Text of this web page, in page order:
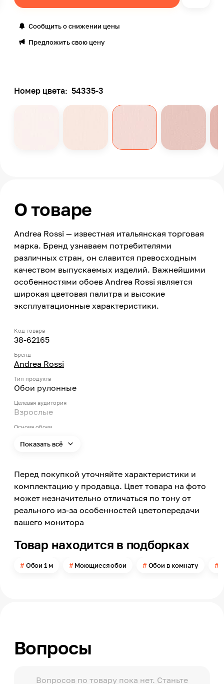
Сообщить о снижении цены
Предложить свою цену
Номер цвета: 54335-3
О товаре
Andrea Rossi — известная итальянская торговая
марка. Бренд узнаваем потребителями
различных стран, он славится превосходным
качеством выпускаемых изделий. Важнейшими
особенностями обоев Andrea Rossi является
широкая цветовая палитра и высокие
эксплуатационные характеристики.
Код товара
38-62165
Бренд
Andrea Rossi
Тип продукта
Обои рулонные
Целевая аудитория
Взрослые
Основа обоев
Страна производства
Италия
Модельный ряд
Spectrum
Цвет
Номер цвета
Длина
10000
Хорошая
Показать всё
Перед покупкой уточняйте характеристики и
комплектацию у продавца. Цвет товара на фото
может незначительно отличаться по тону от
реального из-за особенностей цветопередачи
вашего монитора
Товар находится в подборках
Обои 1 м Моющиеся обои Обои в комнату
Вопросы
Вопросов по товару пока нет. Станьте